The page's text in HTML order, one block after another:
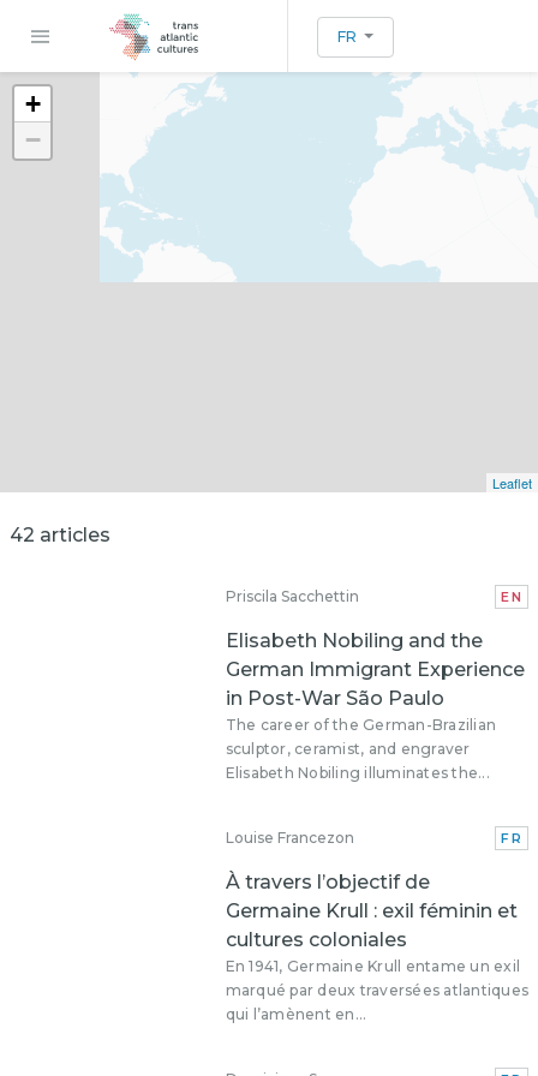
FR
+
−
Leaflet
42 articles
Priscila Sacchettin EN
Elisabeth Nobiling and the
German Immigrant Experience
in Post-War São Paulo
The career of the German-Brazilian
sculptor, ceramist, and engraver
Elisabeth Nobiling illuminates the...
Louise Francezon FR
À travers l’objectif de
Germaine Krull : exil féminin et
cultures coloniales
En 1941, Germaine Krull entame un exil
marqué par deux traversées atlantiques
qui l’amènent en...